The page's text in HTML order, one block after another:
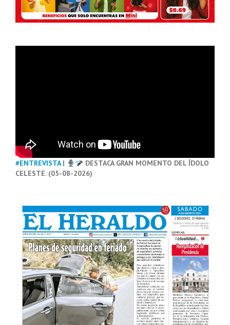
#ENTREVISTA|
DESTACA GRAN MOMENTO DEL ÍDOLO
CELESTE. (05-08-2026)